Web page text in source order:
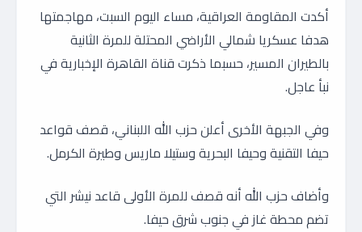
أكدت المقاومة العراقية، مساء اليوم السبت، مهاجمتها
هدفا عسكريا شمالي الأراضي المحتلة للمرة الثانية
بالطيران المسير، حسبما ذكرت قناة القاهرة الإخبارية في
نبأ عاجل.
وفي الجبهة الأخرى أعلن حزب الله اللبناني، قصف قواعد
حيفا التقنية وحيفا البحرية وستيلا ماريس وطيرة الكرمل.
وأضاف حزب الله أنه قصف للمرة الأولى قاعد نيشر التي
تضم محطة غاز في جنوب شرق حيفا.